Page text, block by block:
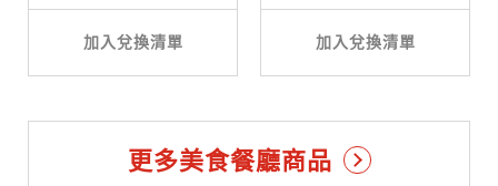
加入兌換清單 加入兌換清單
更多美食餐廳商品